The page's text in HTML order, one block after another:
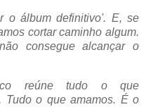
o álbum definitivo'. E, se
cortar caminho algum.
consegue alcançar o
reúne tudo o que
Tudo o que amamos. É o